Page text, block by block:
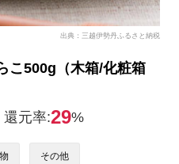
出典：三越伊勢丹ふるさと納税
こ500g（木箱/化粧箱
還元率:29%
その他